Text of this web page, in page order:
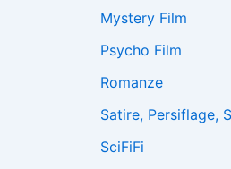
Mystery Film
Psycho Film
Romanze
Satire, Persiflage,
SciFiFi